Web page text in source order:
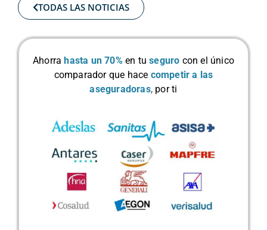
TODAS LAS NOTICIAS
Ahorra hasta un 70% en tuseguro con el único
comparador que hace competir a las
aseguradoras, por ti